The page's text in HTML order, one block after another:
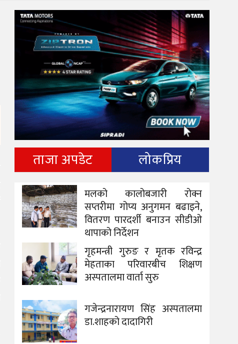
ताजा अपडेट लोकप्रिय
मलको कालोबजारी रोक्न
सप्तरीमा गोप्य अनुगमन बढाइने,
वितरण पारदर्शी बनाउन सीडीओ
थापाको निर्देशन
गृहमन्त्री गुरुङ र मृतक रविन्द्र
मेहताका परिवारबीच शिक्षण
अस्पतालमा वार्ता सुरु
गजेन्द्रनारायण सिंह अस्पतालमा
डा.शाहको दादागिरी